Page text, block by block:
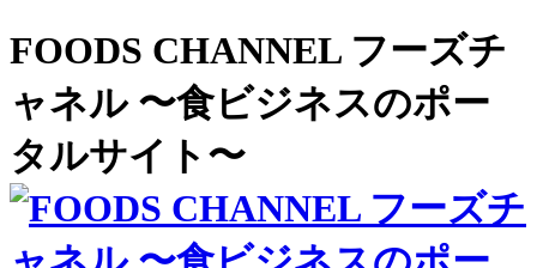
FOODS CHANNEL フーズチ
ャネル 〜食ビジネスのポー
タルサイト〜